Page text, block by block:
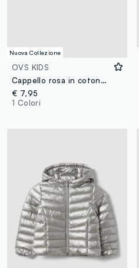
Nuova Collezione
OVS KIDS
Cappello rosa in cotone elasticizzato con stampa animalier lucida per bambina
€ 7,95
1 Colori